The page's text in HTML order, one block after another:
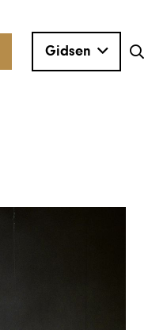
Gidsen